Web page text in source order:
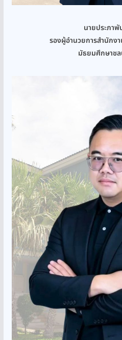
นายประภาพั
รองผู้อำนวยการสำนักง
มัธยมศึกษาชล